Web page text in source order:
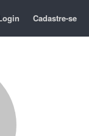
Cadastre-se